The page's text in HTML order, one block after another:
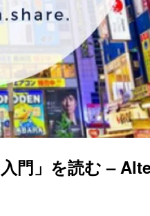
門」を読む –